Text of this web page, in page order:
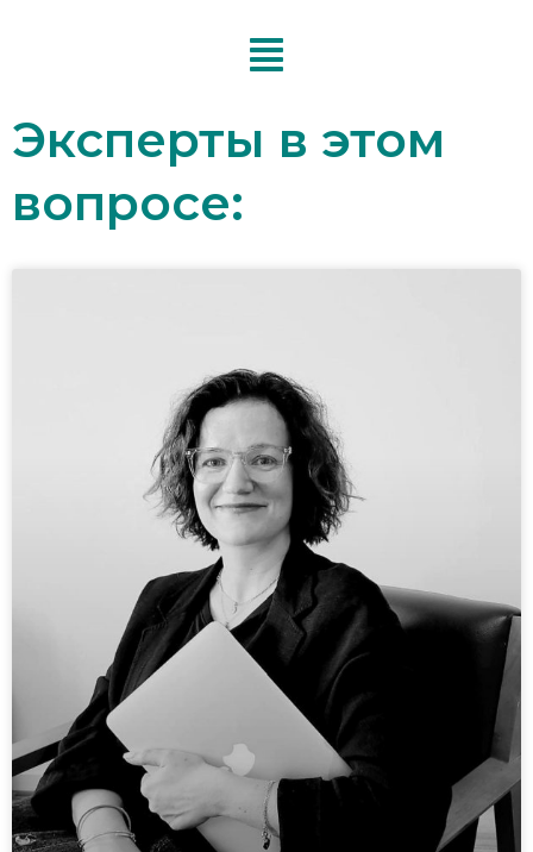
Эксперты в этом
вопросе: